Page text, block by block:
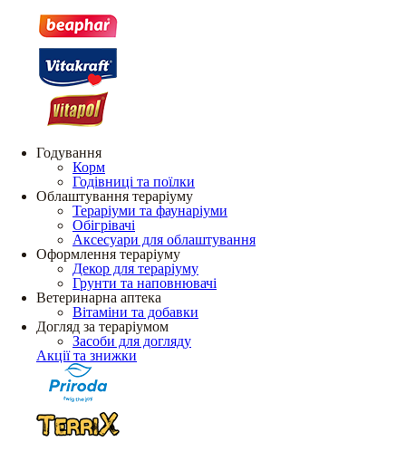
Годування
Корм
Годівниці та поїлки
Облаштування тераріуму
Тераріуми та фаунаріуми
Обігрівачі
Аксесуари для облаштування
Оформлення тераріуму
Декор для тераріуму
Грунти та наповнювачі
Ветеринарна аптека
Вітаміни та добавки
Догляд за тераріумом
Засоби для догляду
Акції та знижки